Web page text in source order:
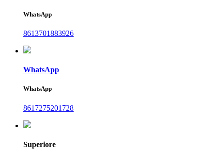
WhatsApp
8613701883926
WhatsApp
WhatsApp
8617275201728
Superiore